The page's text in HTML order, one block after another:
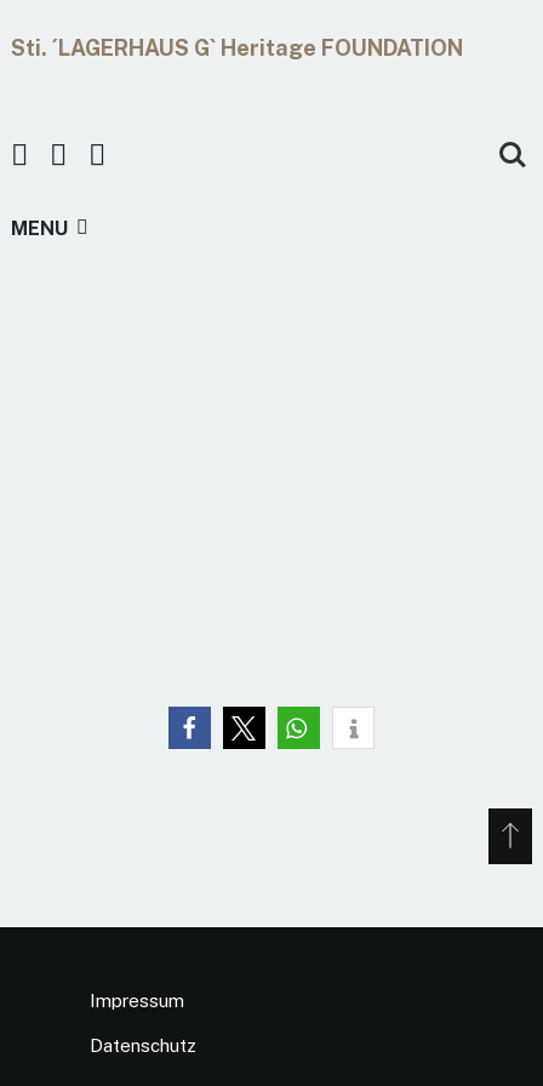
Sti. ´LAGERHAUS G` Heritage FOUNDATION
MENU
Impressum
Datenschutz